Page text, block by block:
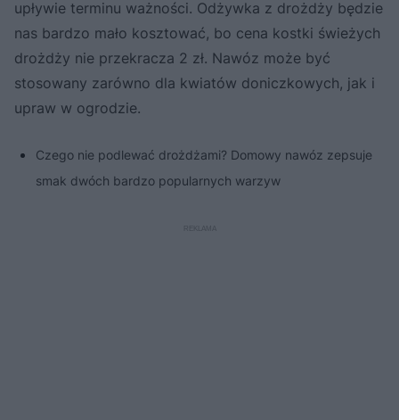
upływie terminu ważności. Odżywka z drożdży będzie
nas bardzo mało kosztować, bo cena kostki świeżych
drożdży nie przekracza 2 zł. Nawóz może być
stosowany zarówno dla kwiatów doniczkowych, jak i
upraw w ogrodzie.
Czego nie podlewać drożdżami? Domowy nawóz zepsuje
smak dwóch bardzo popularnych warzyw